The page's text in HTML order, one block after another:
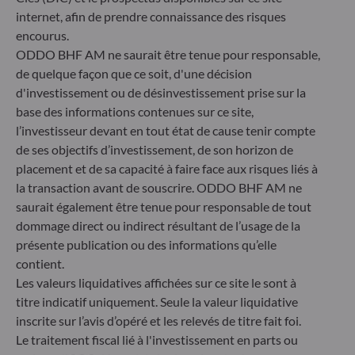
Devise de référence
EUR
Affectation des résultats
Distribué
Décimalisation
1 millième de part
Commission de souscription
5.00% maximum
Commission de rachat
néant
internet, afin de prendre connaissance des risques
encourus.
ODDO BHF AM ne saurait être tenue pour responsable,
de quelque façon que ce soit, d'une décision
d'investissement ou de désinvestissement prise sur la
base des informations contenues sur ce site,
l’investisseur devant en tout état de cause tenir compte
de ses objectifs d’investissement, de son horizon de
placement et de sa capacité à faire face aux risques liés à
la transaction avant de souscrire. ODDO BHF AM ne
saurait également être tenue pour responsable de tout
dommage direct ou indirect résultant de l’usage de la
présente publication ou des informations qu’elle
contient.
Les valeurs liquidatives affichées sur ce site le sont à
titre indicatif uniquement. Seule la valeur liquidative
inscrite sur l’avis d’opéré et les relevés de titre fait foi.
Le traitement fiscal lié à l'investissement en parts ou